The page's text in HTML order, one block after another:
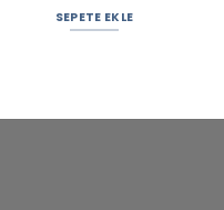
SEPETE EKLE